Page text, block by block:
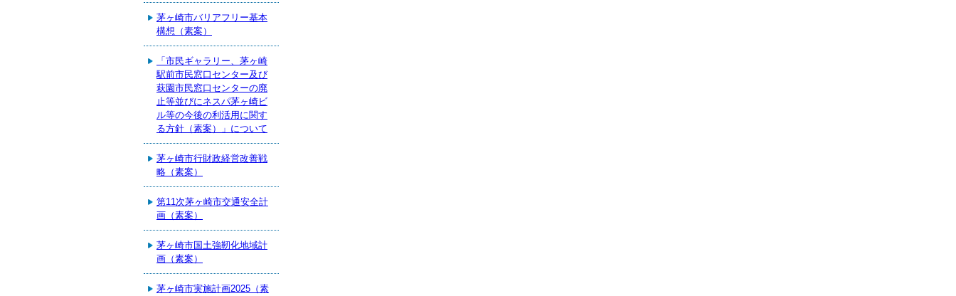
茅ヶ崎市バリアフリー基本
構想（素案）
「市民ギャラリー、茅ヶ崎
駅前市民窓口センター及び
萩園市民窓口センターの廃
止等並びにネスパ茅ヶ崎ビ
ル等の今後の利活用に関す
る方針（素案）」について
茅ヶ崎市行財政経営改善戦
略（素案）
第11次茅ヶ崎市交通安全計
画（素案）
茅ヶ崎市国土強靭化地域計
画（素案）
茅ヶ崎市実施計画2025（素